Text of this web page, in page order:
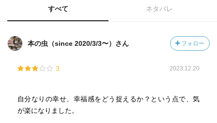
すべて ネタバレ
本の虫（since 2020/3/3〜）さん フォロー
3 2023.12.20
自分なりの幸せ、幸福感をどう捉えるか？という点で、気
が楽になりました。